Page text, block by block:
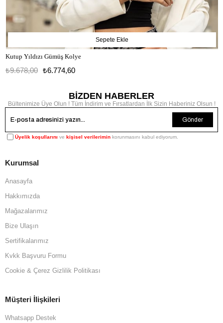
Kutup Yıldızı Gümüş Kolye
₺6.774,60
₺9.678,00
Sepete Ekle
BİZDEN HABERLER
Bültenimize Üye Olun ! Tüm İndirim ve Fırsatlardan İlk Sizin Haberiniz Olsun !
Gönder
Üyelik koşullarını ve kişisel verilerimin korunmasını kabul ediyorum.
Kurumsal
Anasayfa
Hakkımızda
Mağazalarımız
Bize Ulaşın
Sertifikalarımız
Kvkk Başvuru Formu
Cookie & Çerez Gizlilik Politikası
Müşteri İlişkileri
Whatsapp Destek